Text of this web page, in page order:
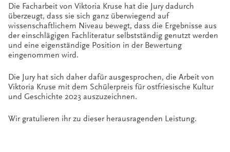
Die Facharbeit von Viktoria Kruse hat die Jury dadurch
überzeugt, dass sie sich ganz überwiegend auf
wissenschaftlichem Niveau bewegt, dass die Ergebnisse aus
der einschlägigen Fachliteratur selbstständig genutzt werden
und eine eigenständige Position in der Bewertung
eingenommen wird.
Die Jury hat sich daher dafür ausgesprochen, die Arbeit von
Viktoria Kruse mit dem Schülerpreis für ostfriesische Kultur
und Geschichte 2023 auszuzeichnen.
Wir gratulieren ihr zu dieser herausragenden Leistung.